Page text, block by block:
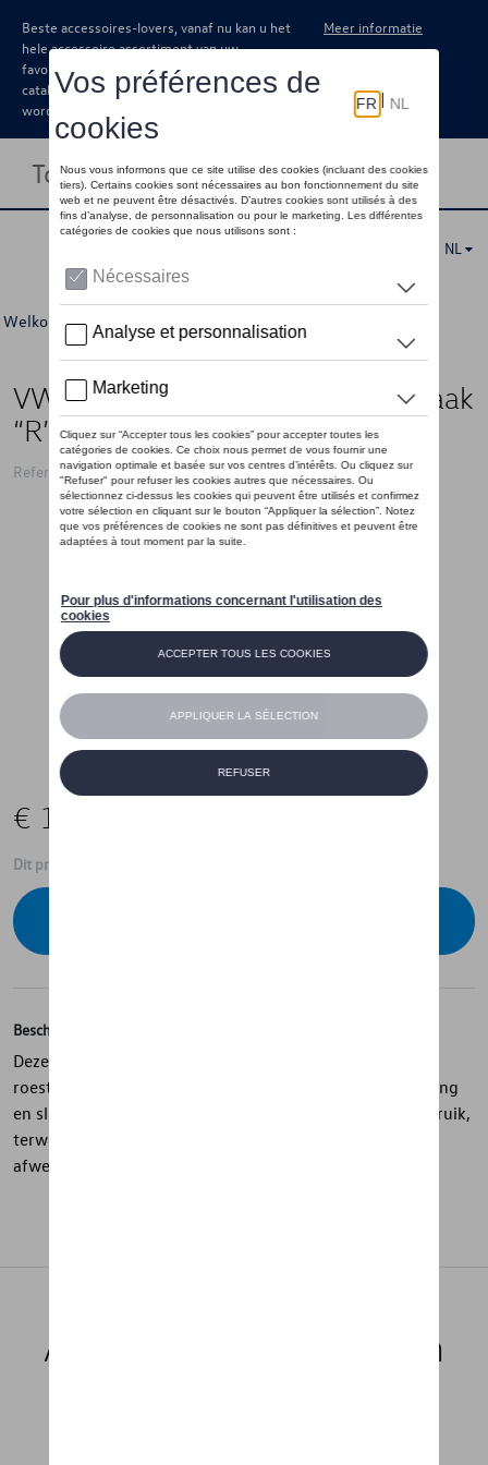
Beste accessoires-lovers, vanaf nu kan u het
hele accessoire assortiment van uw
favoriete merk terugvinden in de online
catalogus. Deze kunnen steeds besteld
worden via uw dealer.
Meer informatie
Toggle navigation
NL
Welkom >Voor u > Accessoires
VW sleutelhanger met karabijnhaak
“R” logo, blauw
Referentie: 3B4087010 287
€ 15,00
Dit product is momenteel niet op stock
Beschrijving
Deze sleutelhanger uit de “R” collectie is uitgevoerd in
roestvrij staal met een blauw design en een zwarte sluiting
en sleutelring. De karabijnhaak zorgt voor praktisch gebruik,
terwijl het gegraveerde R-logo een strakke en moderne
afwerking geeft.
Aanbevolen producten